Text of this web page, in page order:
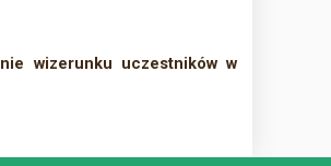
wizerunku uczestników w